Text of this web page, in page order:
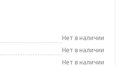
Нет в наличии
Нет в наличии
Нет в наличии